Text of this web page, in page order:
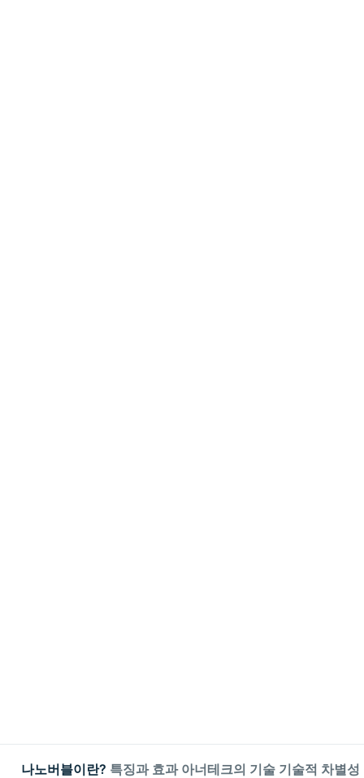
나노버블이란? 특징과 효과 아너테크의 기술 기술적 차별성